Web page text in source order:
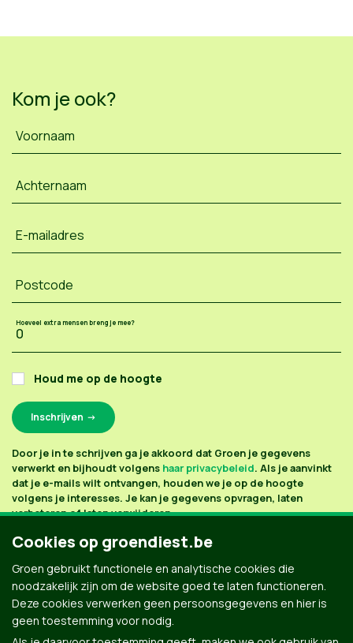
Kom je ook?
Voornaam
Achternaam
E-mailadres
Postcode
Hoeveel extra mensen breng je mee?
Houd me op de hoogte
Door je in te schrijven ga je akkoord dat Groen je gegevens
verwerkt en bijhoudt volgens haar privacybeleid. Als je aanvinkt
dat je e-mails wilt ontvangen, houden we je op de hoogte
volgens je interesses. Je kan je gegevens opvragen, laten
verbeteren of laten verwijderen.
Cookies op groendiest.be
Groen gebruikt functionele en analytische cookies die
noodzakelijk zijn om de website goed te laten functioneren.
Deze cookies verwerken geen persoonsgegevens en hier is
geen toestemming voor nodig.